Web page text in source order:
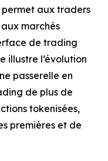
aux traders
marchés
de trading
illustre l’évolution
passerelle en
de plus de
tokenisées,
premières et de